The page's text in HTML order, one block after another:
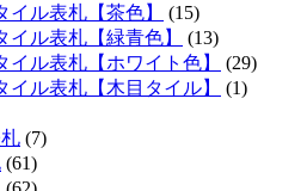
イル表札【茶色】
(15)
イル表札【緑青色】
(13)
イル表札【ホワイト色】
(29)
イル表札【木目タイル】
(1)
(7)
(61)